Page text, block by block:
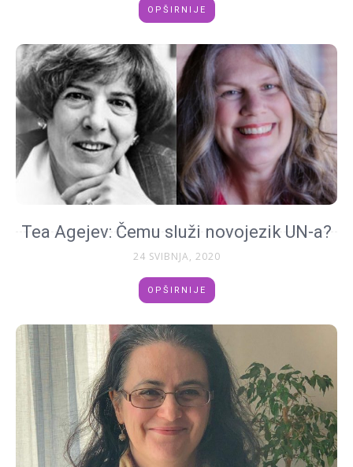
OPŠIRNIJE
Tea Agejev: Čemu služi novojezik UN-a?
24 SVIBNJA, 2020
OPŠIRNIJE